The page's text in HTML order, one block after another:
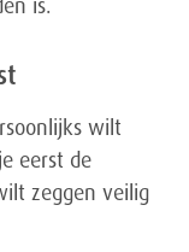
is.
wilt
eerst de
zeggen veilig